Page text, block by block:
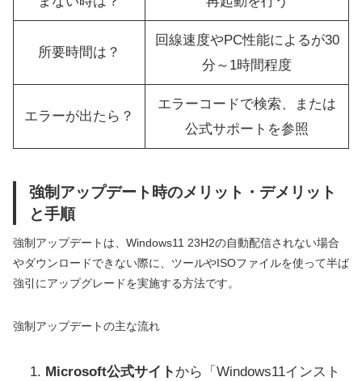
所要時間は？
回線速度やPC性能によるが30
分～1時間程度
エラーが出たら？
エラーコードで検索、または
公式サポートを参照
強制アップデート時のメリット・デメリット
と手順
強制アップデートは、Windows11 23H2の自動配信されない場合
やダウンロードできない際に、ツールやISOファイルを使って半ば
強引にアップグレードを実施する方法です。
強制アップデートの主な流れ
Microsoft公式サイト から「Windows11インスト